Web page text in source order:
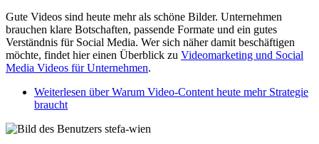
Gute Videos sind heute mehr als schöne Bilder. Unternehmen
brauchen klare Botschaften, passende Formate und ein gutes
Verständnis für Social Media. Wer sich näher damit beschäftigen
möchte, findet hier einen Überblick zu Videomarketing und Social
Media Videos für Unternehmen.
Weiterlesen über Warum Video-Content heute mehr Strategie
braucht